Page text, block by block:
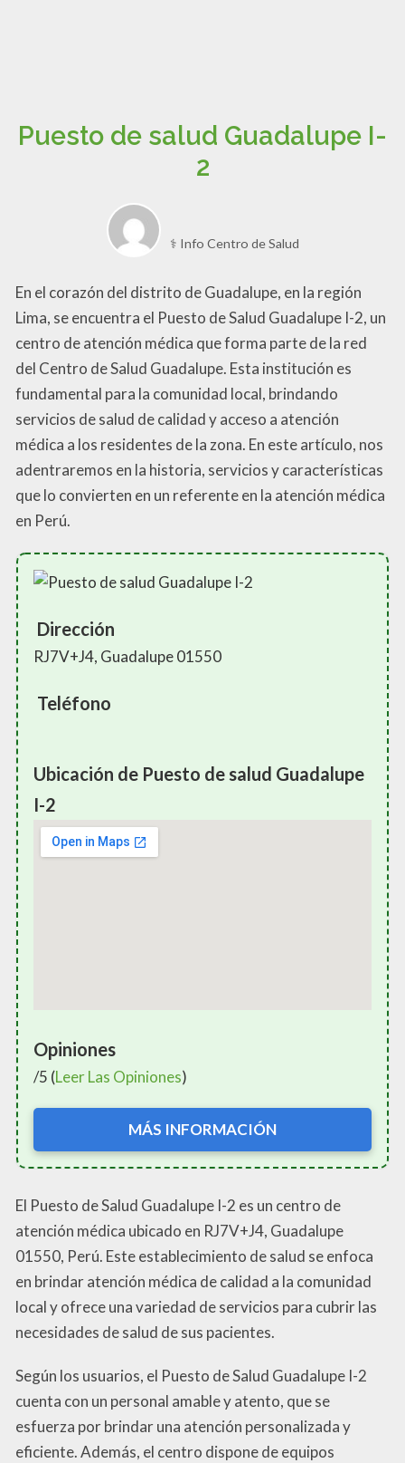
Puesto de salud Guadalupe I-
2
⚕️ Info Centro de Salud
En el corazón del distrito de Guadalupe, en la región
Lima, se encuentra el Puesto de Salud Guadalupe I-2, un
centro de atención médica que forma parte de la red
del Centro de Salud Guadalupe. Esta institución es
fundamental para la comunidad local, brindando
servicios de salud de calidad y acceso a atención
médica a los residentes de la zona. En este artículo, nos
adentraremos en la historia, servicios y características
que lo convierten en un referente en la atención médica
en Perú.
Dirección
RJ7V+J4, Guadalupe 01550
Teléfono
Ubicación de Puesto de salud Guadalupe
I-2
Opiniones
/5 (Leer Las Opiniones)
MÁS INFORMACIÓN
El Puesto de Salud Guadalupe I-2 es un centro de
atención médica ubicado en RJ7V+J4, Guadalupe
01550, Perú. Este establecimiento de salud se enfoca
en brindar atención médica de calidad a la comunidad
local y ofrece una variedad de servicios para cubrir las
necesidades de salud de sus pacientes.
Según los usuarios, el Puesto de Salud Guadalupe I-2
cuenta con un personal amable y atento, que se
esfuerza por brindar una atención personalizada y
eficiente. Además, el centro dispone de equipos